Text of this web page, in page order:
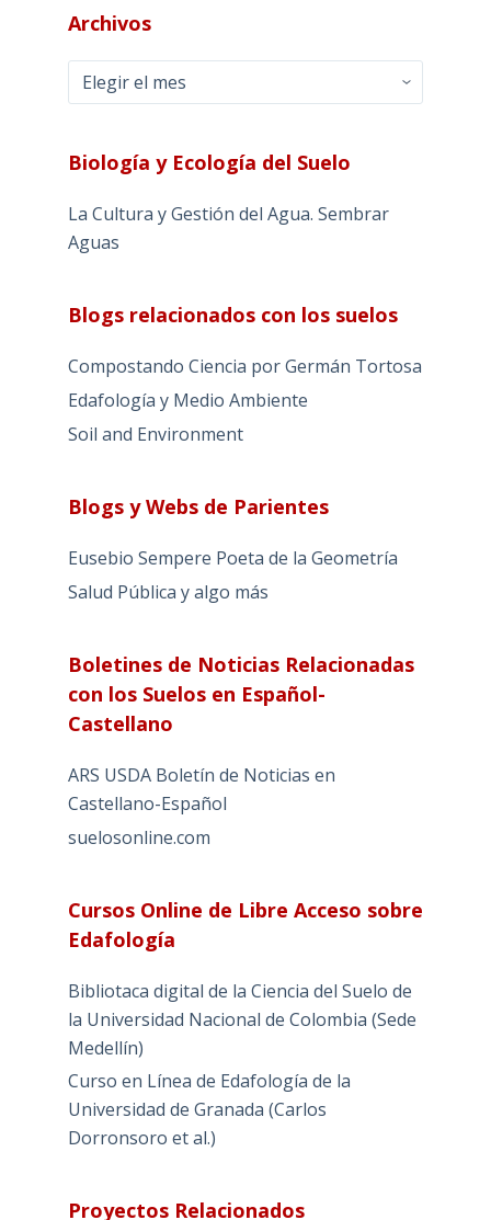
Archivos
Archivos
Biología y Ecología del Suelo
La Cultura y Gestión del Agua. Sembrar
Aguas
Blogs relacionados con los suelos
Compostando Ciencia por Germán Tortosa
Edafología y Medio Ambiente
Soil and Environment
Blogs y Webs de Parientes
Eusebio Sempere Poeta de la Geometría
Salud Pública y algo más
Boletines de Noticias Relacionadas
con los Suelos en Español-
Castellano
ARS USDA Boletín de Noticias en
Castellano-Español
suelosonline.com
Cursos Online de Libre Acceso sobre
Edafología
Bibliotaca digital de la Ciencia del Suelo de
la Universidad Nacional de Colombia (Sede
Medellín)
Curso en Línea de Edafología de la
Universidad de Granada (Carlos
Dorronsoro et al.)
Proyectos Relacionados